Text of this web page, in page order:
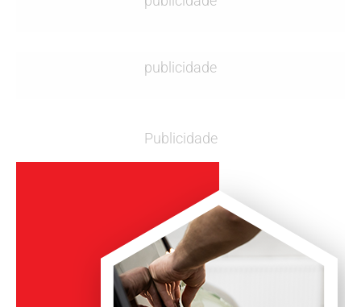
publicidade
Publicidade